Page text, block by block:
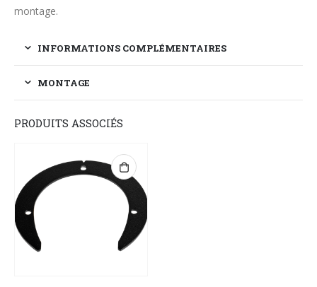
montage.
INFORMATIONS COMPLÉMENTAIRES
MONTAGE
PRODUITS ASSOCIÉS